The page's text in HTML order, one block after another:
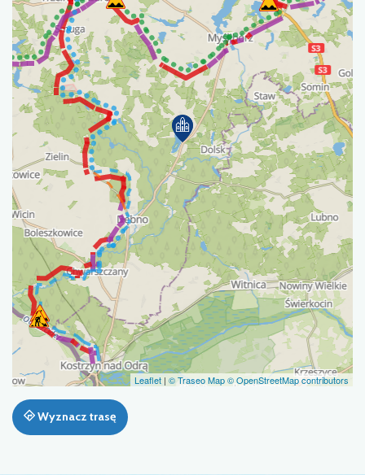
Leaflet | © Traseo Map© OpenStreetMap contributors
Wyznacz trasę